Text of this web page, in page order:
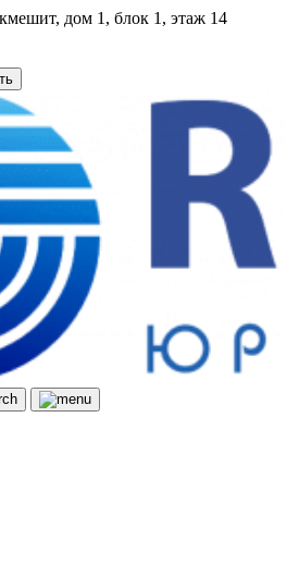
дом 1, блок 1, этаж 14